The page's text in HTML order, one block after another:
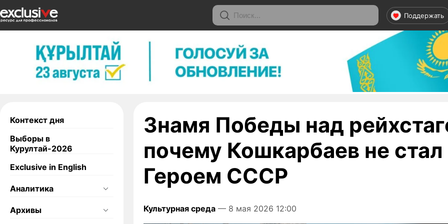
Поддержать
Контекст дня
Выборы в
Курултай-2026
Exclusive in English
Аналитика
Архивы
Знамя Победы над
почему Кошкарбаев не стал
Героем СССР
Культурная среда — 8 мая 2026 12:00